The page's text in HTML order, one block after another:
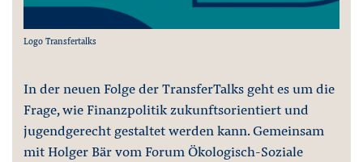
Logo Transfertalks
In der neuen Folge der TransferTalks geht es um die
Frage, wie Finanzpolitik zukunftsorientiert und
jugendgerecht gestaltet werden kann. Gemeinsam
mit Holger Bär vom Forum Ökologisch-Soziale